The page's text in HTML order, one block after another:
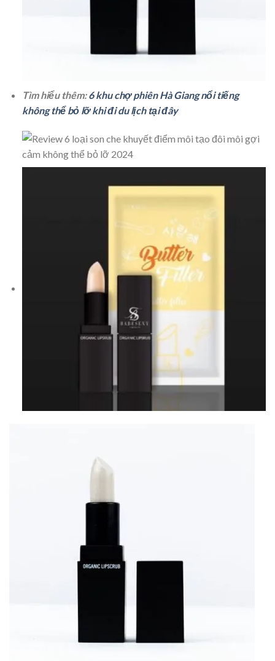
Tìm hiểu thêm:6 khu chợ phiên Hà Giang nổi tiếng
không thể bỏ lỡ khi đi du lịch tại đây